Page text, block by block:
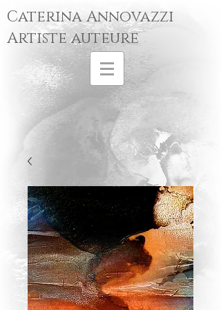
Caterina Annovazzi
Artiste auteure